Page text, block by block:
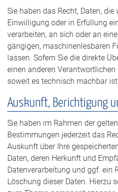
Sie haben das Recht, Daten,
Einwilligung oder in Erfüllung
verarbeiten, an sich oder an
gängigen, maschinenlesbaren
lassen. Sofern Sie die direkte
einen anderen
soweit es technisch machbar ist.
Auskunft, Berichtigung
Sie haben im Rahmen der
Bestimmungen jederzeit das
Auskunft über Ihre
Daten, deren Herkunft und
Datenverarbeitung und ggf. ein
Löschung dieser Daten. Hierzu